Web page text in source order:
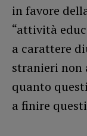
in favore
“attività
a carattere
stranieri non
quanto
a finire